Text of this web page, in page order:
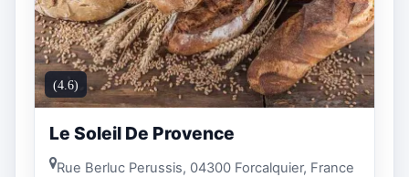
(4.6)
Le Soleil De Provence
Rue Berluc Perussis, 04300 Forcalquier, France